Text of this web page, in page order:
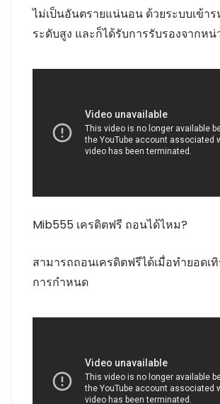
ไม่เป็นอันตรายแน่นอน ด้วยระบบเข้า
ระดับสูง และก็ได้รับการรับรองจากห
Mib555 เครดิตฟรี ถอนได้ไหม?
สามารถถอนเครดิตฟรีได้เมื่อทำยอดเ
การกำหนด